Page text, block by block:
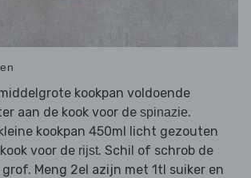
kookpan voldoende
aan de kook voor de spinazie.
kookpan 450ml licht gezouten
voor de rijst. Schil of schrob de
grof. Meng 2el azijn met 1tl suiker en